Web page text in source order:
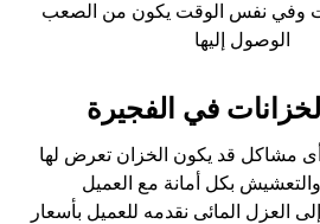
وفي نفس الوقت يكون من الصعب
الوصول إليها
في الفجيرة
مشاكل قد يكون الخزان تعرض لها
بكل أمانة مع العميل
العزل المائى نقدمه للعميل بأسعار